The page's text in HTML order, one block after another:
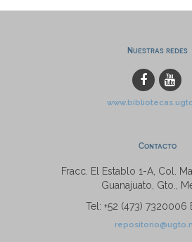
Nuestras redes
Contacto
Fracc. El Establo 1-A, Col.
Guanajuato, Gto.,
Tel: +52 (473) 7320006